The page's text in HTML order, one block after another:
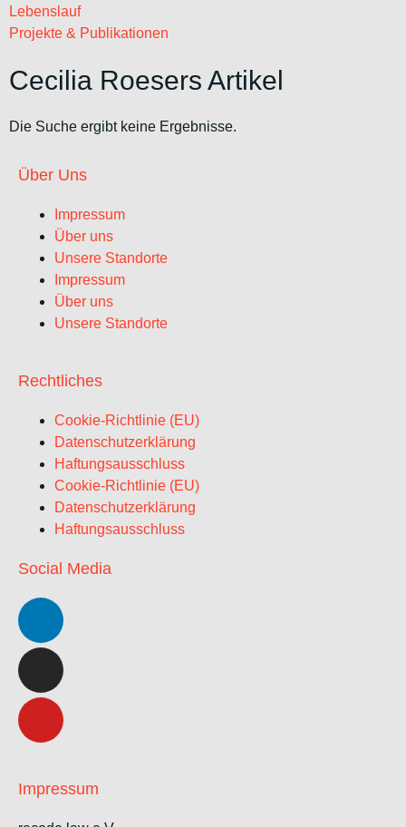
Lebenslauf
Projekte & Publikationen
Cecilia Roesers Artikel
Die Suche ergibt keine Ergebnisse.
Über Uns
Impressum
Über uns
Unsere Standorte
Impressum
Über uns
Unsere Standorte
Rechtliches
Cookie-Richtlinie (EU)
Datenschutzerklärung
Haftungsausschluss
Cookie-Richtlinie (EU)
Datenschutzerklärung
Haftungsausschluss
Social Media
Impressum